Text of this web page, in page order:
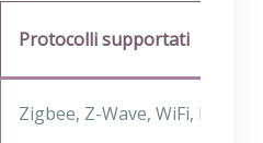
Protocolli supportati
Zigbee, Z-Wave, WiFi, BLE,